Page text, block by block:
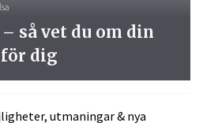
så vet du om din
dig